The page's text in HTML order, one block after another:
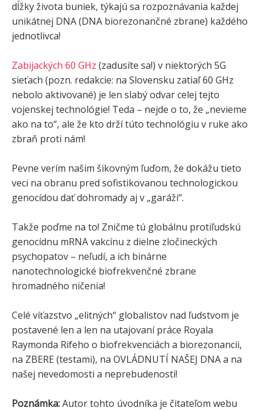
dĺžky života buniek, týkajú sa rozpoznávania každej
unikátnej DNA (DNA biorezonančné zbrane) každého
jednotlivca!
Zabijackých 60 GHz (zadusíte sa!) v niektorých 5G
sieťach (pozn. redakcie: na Slovensku zatiaľ 60 GHz
nebolo aktivované) je len slabý odvar celej tejto
vojenskej technológie! Teda – nejde o to, že „nevieme
ako na to“, ale že kto drží túto technológiu v ruke ako
zbraň proti nám!
Pevne verím našim šikovným ľuďom, že dokážu tieto
veci na obranu pred sofistikovanou technologickou
genocídou dať dohromady aj v „garáži“.
Takže poďme na to! Zničme tú globálnu protiľudskú
genocídnu mRNA vakcínu z dielne zločineckých
psychopatov – neľudí, a ich binárne
nanotechnologické biofrekvenčné zbrane
hromadného ničenia!
Celé víťazstvo „elitných“ globalistov nad ľudstvom je
postavené len a len na utajovaní práce Royala
Raymonda Rifeho o biofrekvenciách a biorezonancii,
na ZBERE (testami), na OVLÁDNUTÍ NAŠEJ DNA a na
našej nevedomosti a neprebudenosti!
Poznámka:Autor tohto úvodníka je čitateľom webu